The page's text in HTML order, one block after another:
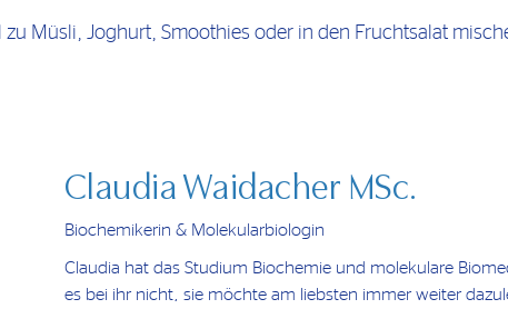
Müsli, Joghurt, Smoothies oder in den Fruchtsalat
Claudia Waidacher MSc.
Biochemikerin & Molekularbiologin
Claudia hat das Studium Biochemie und molekulare
es bei ihr nicht, sie möchte am liebsten immer weiter